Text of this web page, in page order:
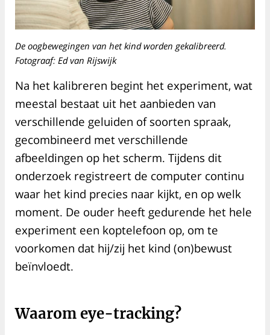
De oogbewegingen van het kind worden gekalibreerd.
Fotograaf: Ed van Rijswijk
Na het kalibreren begint het experiment, wat
meestal bestaat uit het aanbieden van
verschillende geluiden of soorten spraak,
gecombineerd met verschillende
afbeeldingen op het scherm. Tijdens dit
onderzoek registreert de computer continu
waar het kind precies naar kijkt, en op welk
moment. De ouder heeft gedurende het hele
experiment een koptelefoon op, om te
voorkomen dat hij/zij het kind (on)bewust
beïnvloedt.
Waarom eye-tracking?